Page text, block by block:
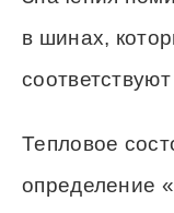
в шинах,
Тепловое
определение